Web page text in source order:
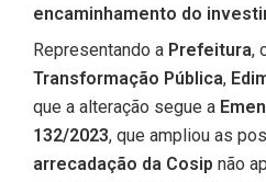
encaminhamento do
Representando a Prefeitura,
Transformação Pública,
que a alteração segue a
132/2023, que ampliou as
arrecadação da Cosip não